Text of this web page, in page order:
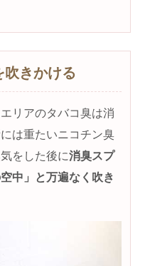
きかける
リアのタバコ臭は消
は重たいニコチン臭
をした後に消臭スプ
中」と万遍なく吹き